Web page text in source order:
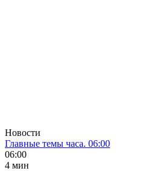
Новости
Главные темы часа. 06:00
06:00
4 мин